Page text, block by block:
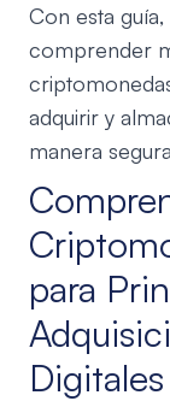
Con esta
comprender
adquirir y
manera
para
Digitales